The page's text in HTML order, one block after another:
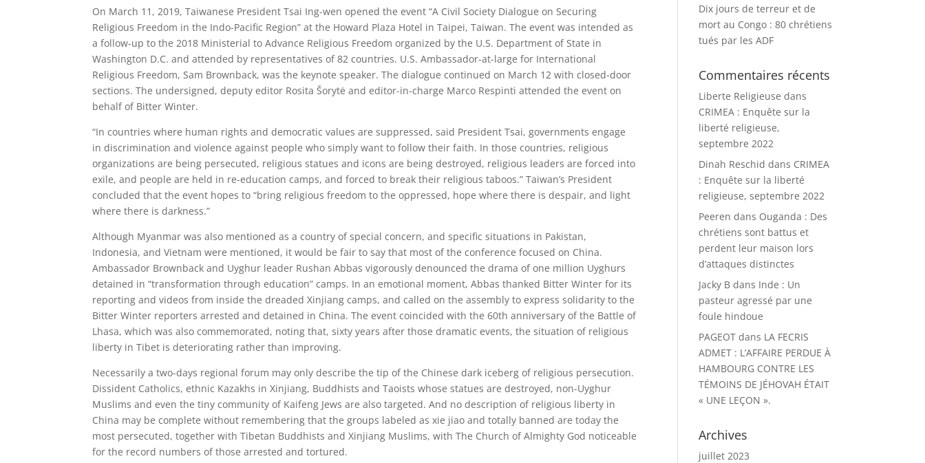
On March 11, 2019, Taiwanese President Tsai Ing-wen opened the event “A Civil Society Dialogue on Securing
Religious Freedom in the Indo-Pacific Region” at the Howard Plaza Hotel in Taipei, Taiwan. The event was intended as
a follow-up to the 2018 Ministerial to Advance Religious Freedom organized by the U.S. Department of State in
Washington D.C. and attended by representatives of 82 countries. U.S. Ambassador-at-large for International
Religious Freedom, Sam Brownback, was the keynote speaker. The dialogue continued on March 12 with closed-door
sections. The undersigned, deputy editor Rosita Šorytė and editor-in-charge Marco Respinti attended the event on
behalf of Bitter Winter.
“In countries where human rights and democratic values are suppressed, said President Tsai, governments engage
in discrimination and violence against people who simply want to follow their faith. In those countries, religious
organizations are being persecuted, religious statues and icons are being destroyed, religious leaders are forced into
exile, and people are held in re-education camps, and forced to break their religious taboos.” Taiwan’s President
concluded that the event hopes to “bring religious freedom to the oppressed, hope where there is despair, and light
where there is darkness.”
Although Myanmar was also mentioned as a country of special concern, and specific situations in Pakistan,
Indonesia, and Vietnam were mentioned, it would be fair to say that most of the conference focused on China.
Ambassador Brownback and Uyghur leader Rushan Abbas vigorously denounced the drama of one million Uyghurs
detained in “transformation through education” camps. In an emotional moment, Abbas thanked Bitter Winter for its
reporting and videos from inside the dreaded Xinjiang camps, and called on the assembly to express solidarity to the
Bitter Winter reporters arrested and detained in China. The event coincided with the 60th anniversary of the Battle of
Lhasa, which was also commemorated, noting that, sixty years after those dramatic events, the situation of religious
liberty in Tibet is deteriorating rather than improving.
Necessarily a two-days regional forum may only describe the tip of the Chinese dark iceberg of religious persecution.
Dissident Catholics, ethnic Kazakhs in Xinjiang, Buddhists and Taoists whose statues are destroyed, non-Uyghur
Muslims and even the tiny community of Kaifeng Jews are also targeted. And no description of religious liberty in
China may be complete without remembering that the groups labeled as xie jiao and totally banned are today the
most persecuted, together with Tibetan Buddhists and Xinjiang Muslims, with The Church of Almighty God noticeable
for the record numbers of those arrested and tortured.
Dix jours de terreur et de
mort au Congo : 80 chrétiens
tués par les ADF
Commentaires récents
Liberte Religieuse dans
CRIMEA : Enquête sur la
liberté religieuse,
septembre 2022
Dinah Reschid dans CRIMEA
: Enquête sur la liberté
religieuse, septembre 2022
Peeren dans Ouganda : Des
chrétiens sont battus et
perdent leur maison lors
d’attaques distinctes
Jacky B dans Inde : Un
pasteur agressé par une
foule hindoue
PAGEOT dans LA FECRIS
ADMET : L’AFFAIRE PERDUE À
HAMBOURG CONTRE LES
TÉMOINS DE JÉHOVAH ÉTAIT
« UNE LEÇON ».
Archives
juillet 2023